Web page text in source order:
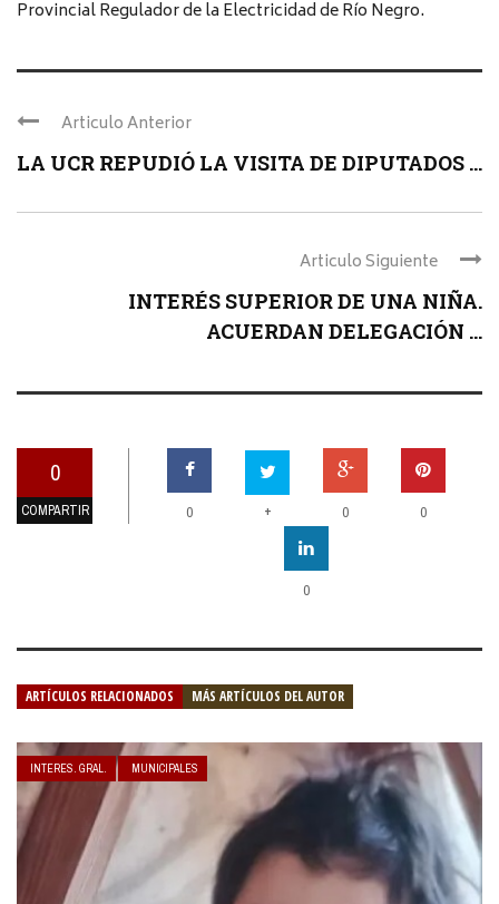
Provincial Regulador de la Electricidad de Río Negro.
Articulo Anterior
LA UCR REPUDIÓ LA VISITA DE DIPUTADOS ...
Articulo Siguiente
INTERÉS SUPERIOR DE UNA NIÑA.
ACUERDAN DELEGACIÓN ...
0
COMPARTIR 0 + 0 0
0
ARTÍCULOS RELACIONADOS MÁS ARTÍCULOS DEL AUTOR
INTERES. GRAL. MUNICIPALES